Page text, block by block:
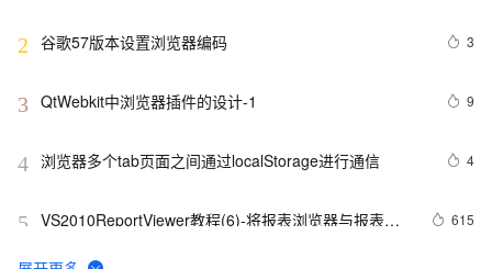
2 谷歌57版本设置浏览器编码 3
3 QtWebkit中浏览器插件的设计-1 9
4 浏览器多个tab页面之间通过localStorage进行通信 4
5 VS2010ReportViewer教程(6)-将报表浏览器与报表联
615